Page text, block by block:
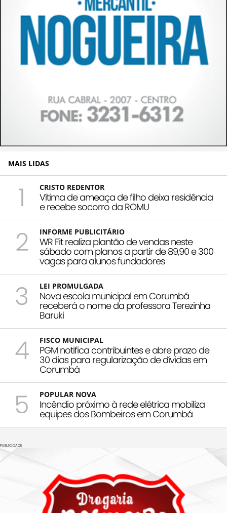
MAIS LIDAS
1 CRISTO REDENTOR
Vítima de ameaça de filho deixa residência
e recebe socorro da ROMU
2 INFORME PUBLICITÁRIO
WR Fit realiza plantão de vendas neste
sábado com planos a partir de 89,90 e 300
vagas para alunos fundadores
3 LEI PROMULGADA
Nova escola municipal em Corumbá
receberá o nome da professora Terezinha
Baruki
4 FISCO MUNICIPAL
PGM notifica contribuintes e abre prazo de
30 dias para regularização de dívidas em
Corumbá
5 POPULAR NOVA
Incêndio próximo à rede elétrica mobiliza
equipes dos Bombeiros em Corumbá
PUBLICIDADE